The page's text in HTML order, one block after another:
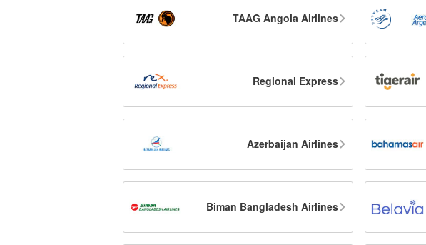
TAAG Angola Airlines
Regional Express
Azerbaijan Airlines
Biman Bangladesh Airlines